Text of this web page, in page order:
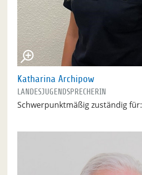
Katharina Archipow
LANDESJUGENDSPRECHERIN
Schwerpunktmäßig zuständig für: